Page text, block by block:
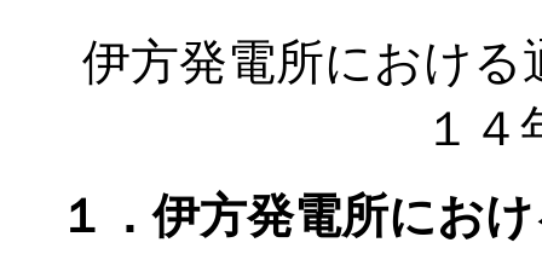
伊方発電所における
１４
１．伊方発電所にお